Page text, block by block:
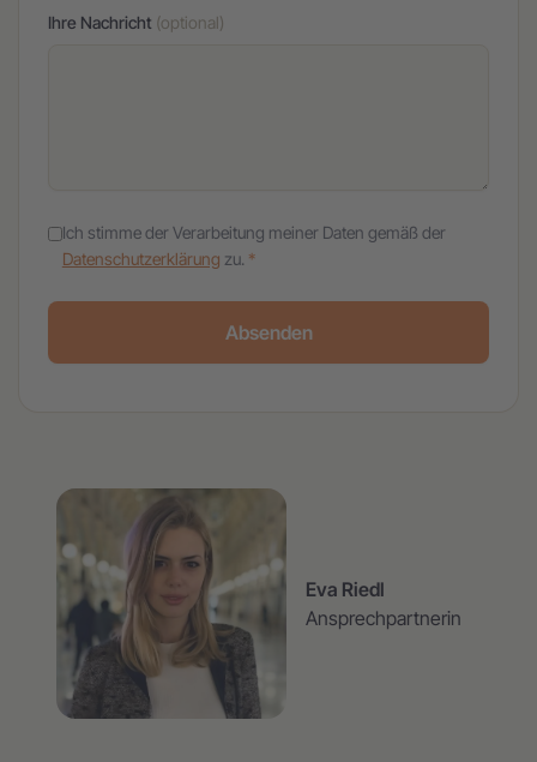
Eva Riedl
Ansprechpartnerin
Ihre Nachricht (optional)
Ich stimme der Verarbeitung meiner Daten gemäß der
Datenschutzerklärung zu. *
Absenden